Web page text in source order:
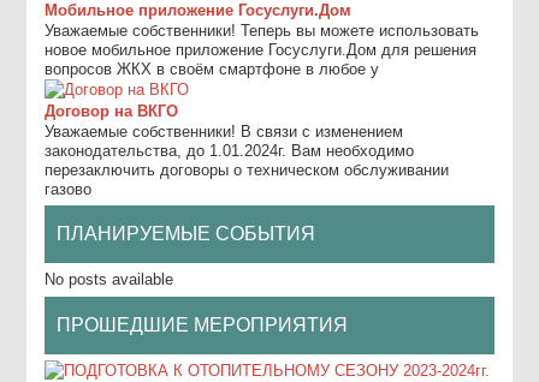
Мобильное приложение Госуслуги.Дом
Уважаемые собственники! Теперь вы можете использовать
новое мобильное приложение Госуслуги.Дом для решения
вопросов ЖКХ в своём смартфоне в любое у
Договор на ВКГО
Уважаемые собственники! В связи с изменением
законодательства, до 1.01.2024г. Вам необходимо
перезаключить договоры о техническом обслуживании
газово
ПЛАНИРУЕМЫЕ СОБЫТИЯ
No posts available
ПРОШЕДШИЕ МЕРОПРИЯТИЯ